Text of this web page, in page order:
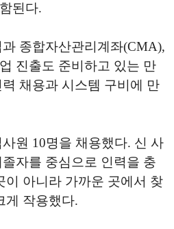
된다.
종합자산관리계좌(CMA),
진출도 준비하고 있는 만
채용과 시스템 구비에 만
원 10명을 채용했다. 신 사
자를 중심으로 인력을 충
이 아니라 가까운 곳에서 찾
게 작용했다.